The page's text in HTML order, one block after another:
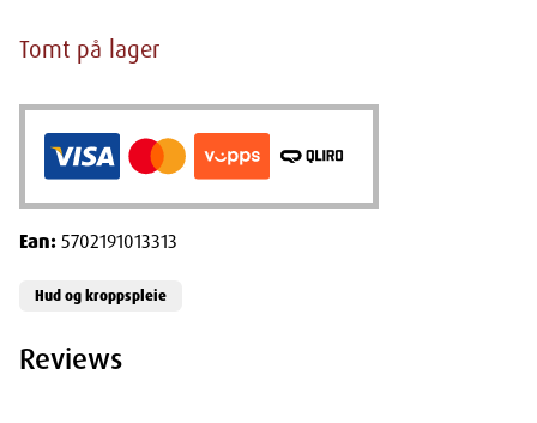
Tomt på lager
Ean:5702191013313
Hud og kroppspleie
Reviews